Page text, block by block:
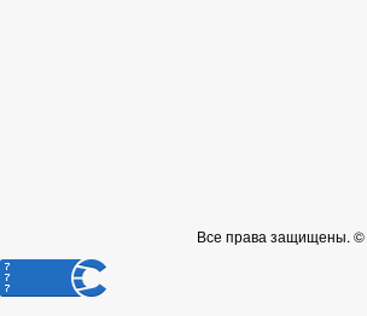
Все права защищены. ©